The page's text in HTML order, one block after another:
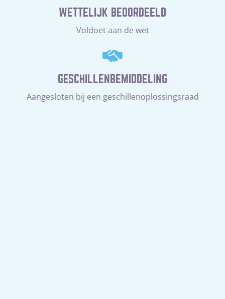
WETTELIJK BEOORDEELD
Voldoet aan de wet
GESCHILLENBEMIDDELING
Aangesloten bij een geschillenoplossingsraad